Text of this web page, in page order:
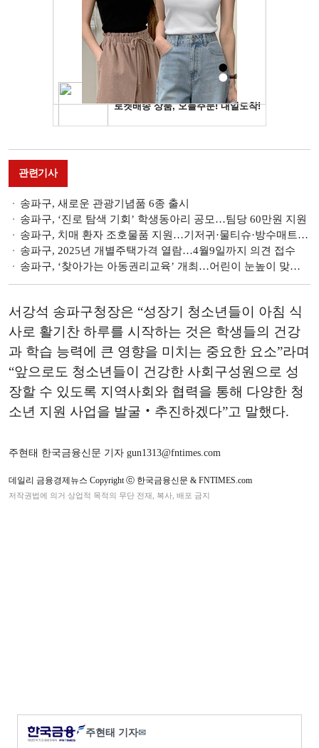
관련기사
송파구, 새로운 관광기념품 6종 출시
송파구, ‘진로 탐색 기회’ 학생동아리 공모…팀당 60만원 지원
송파구, 치매 환자 조호물품 지원…기저귀·물티슈·방수매트 등
송파구, 2025년 개별주택가격 열람…4월9일까지 의견 접수
송파구, ‘찾아가는 아동권리교육’ 개최…어린이 눈높이 맞춘형 교육 '눈길'
서강석 송파구청장은 “성장기 청소년들이 아침 식
사로 활기찬 하루를 시작하는 것은 학생들의 건강
과 학습 능력에 큰 영향을 미치는 중요한 요소”라며
“앞으로도 청소년들이 건강한 사회구성원으로 성
장할 수 있도록 지역사회와 협력을 통해 다양한 청
소년 지원 사업을 발굴‧추진하겠다”고 말했다.
주현태 한국금융신문 기자 gun1313@fntimes.com
데일리 금융경제뉴스 Copyright ⓒ 한국금융신문 & FNTIMES.com
저작권법에 의거 상업적 목적의 무단 전재, 복사, 배포 금지
주현태 기자✉